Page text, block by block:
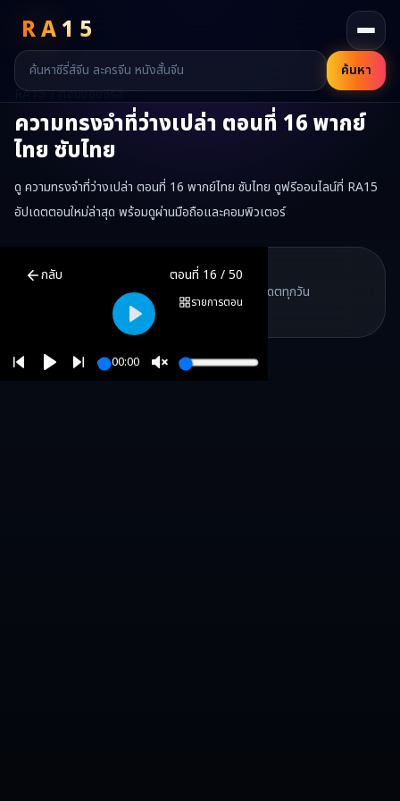
RA15
ค้นหา
RA15 / ตอนของซีรี่ส์
ความทรงจำที่ว่างเปล่า ตอนที่ 16พากย์
ไทย ซับไทย
ดู ความทรงจำที่ว่างเปล่า ตอนที่ 16 พากย์ไทย ซับไทย ดูฟรีออนไลน์ที่ RA15
อัปเดตตอนใหม่ล่าสุด พร้อมดูผ่านมือถือและคอมพิวเตอร์
กลับ ตอนที่ 16 /50
รายการตอน
00:00
Play
พากย์ไทย ซับไทย ดูฟรีออนไลน์ —คว
RA15 เป็นเว็บไซต์ดูซีรี่ส์จีนออนไลน์ฟรี ที่รวบรวมหนังจีน ละครจีน มิ
RA15 Drama
RA15 Drama
รวมซีรี่ส์จีน ละครสั้น หนังแนวตั้ง พากย์ไทย อัปเดตทุกวัน
RA15 Drama